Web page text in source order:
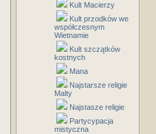
Kult Macierzy
Kult przodków we
współczesnym
Wietnamie
Kult szczątków
kostnych
Mana
Najstarsze religie
Malty
Najstasze religie
Partycypacja
mistyczna